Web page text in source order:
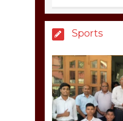
Sports